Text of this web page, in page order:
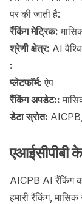
पर की जाती है:
रैंकिंग मेट्रिक:
श्रेणी क्षेत्र: AI
:
प्लेटफॉर्म:ऐप
रैंकिंग अपडेट::
डेटा स्रोत:
एआईसीपीबी
AICPB AI रैंकिंग का
हमारी रैंकिंग,